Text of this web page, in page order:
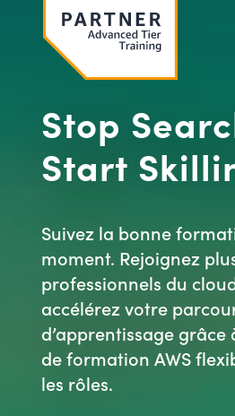
Stop
Start
Suivez la bonne
moment. Rejoignez
professionnels du
accélérez votre
d’apprentissage grâce
de formation AWS
les rôles.